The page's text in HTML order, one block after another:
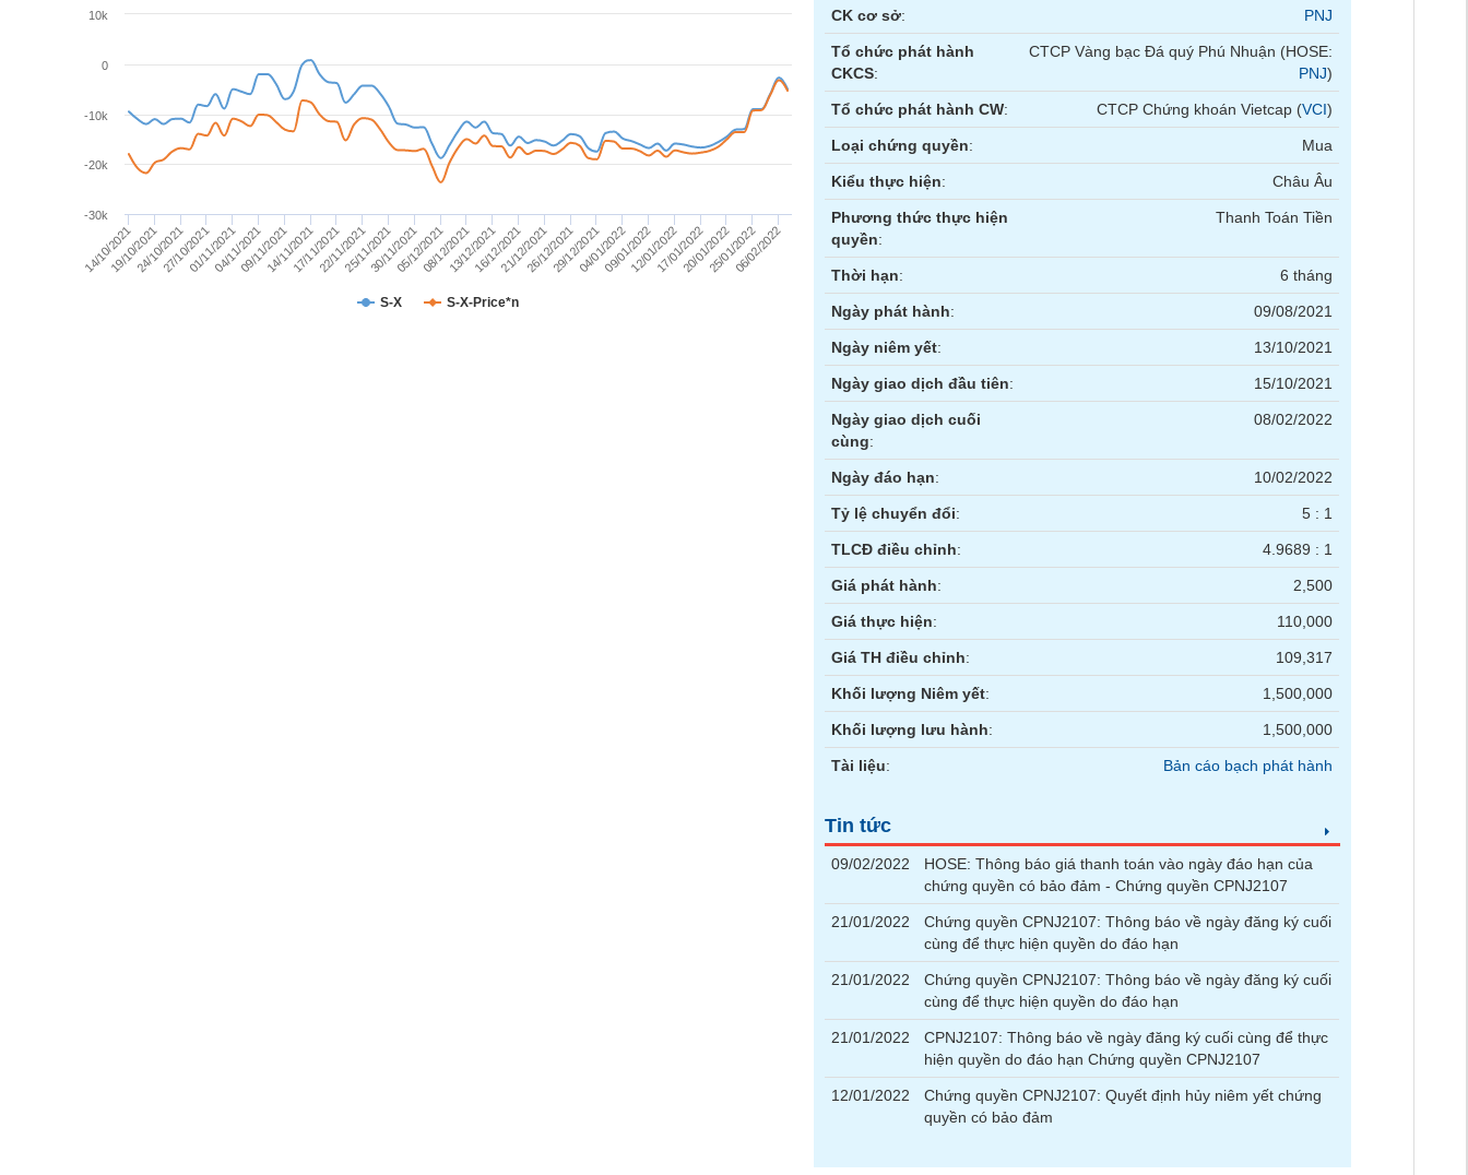
S-X S-X-Price*n
14/10/2021
19/10/202124/10/202127/10/202101/11/202104/11/202109/11/202114/11/202117/11/202122/11/202125/11/202130/11/202105/12/202108/12/202113/12/202116/12/202121/12/202126/12/202129/12/202104/01/202209/01/202212/01/202217/01/202220/01/202225/01/202206/02/2022
-30k
-20k
-10k
0
10k CK cơ sở: PNJ
Tổ chức phát hành
CKCS:
CTCP Vàng bạc Đá quý Phú Nhuận (HOSE:
PNJ)
Tổ chức phát hành CW: CTCP Chứng khoán Vietcap (VCI)
Loại chứng quyền: Mua
Kiểu thực hiện: Châu Âu
Phương thức thực hiện
quyền:
Thanh Toán Tiền
Thời hạn: 6 tháng
Ngày phát hành: 09/08/2021
Ngày niêm yết: 13/10/2021
Ngày giao dịch đầu tiên: 15/10/2021
Ngày giao dịch cuối
cùng:
08/02/2022
Ngày đáo hạn: 10/02/2022
Tỷ lệ chuyển đổi: 5 : 1
TLCĐ điều chỉnh: 4.9689 : 1
Giá phát hành: 2,500
Giá thực hiện: 110,000
Giá TH điều chỉnh: 109,317
Khối lượng Niêm yết: 1,500,000
Khối lượng lưu hành: 1,500,000
Tài liệu: Bản cáo bạch phát hành
Tin tức
09/02/2022
HOSE: Thông báo giá thanh toán vào ngày đáo hạn của
chứng quyền có bảo đảm - Chứng quyền CPNJ2107
21/01/2022
Chứng quyền CPNJ2107: Thông báo về ngày đăng ký cuối
cùng để thực hiện quyền do đáo hạn
21/01/2022
Chứng quyền CPNJ2107: Thông báo về ngày đăng ký cuối
cùng để thực hiện quyền do đáo hạn
21/01/2022
CPNJ2107: Thông báo về ngày đăng ký cuối cùng để thực
hiện quyền do đáo hạn Chứng quyền CPNJ2107
12/01/2022
Chứng quyền CPNJ2107: Quyết định hủy niêm yết chứng
quyền có bảo đảm
TIÊU DÙNG KHÔNG THIẾT YẾU
TIÊU DÙNG THIẾT YẾU
CHĂM SÓC SỨC KHỎE
CÔNG NGHỆ THÔNG TIN